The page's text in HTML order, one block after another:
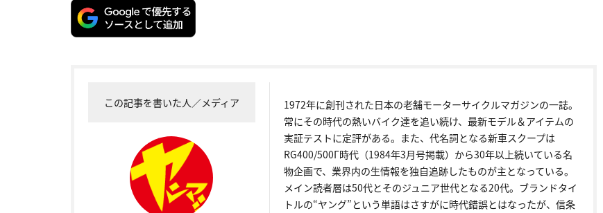
この記事を書いた人／メディア
1972年に創刊された日本の老舗モーターサイクルマガジンの一誌。
常にその時代の熱いバイク達を追い続け、最新モデル＆アイテムの
実証テストに定評がある。また、代名詞となる新車スクープは
RG400/500Γ時代（1984年3月号掲載）から30年以上続いている名
物企画で、業界内の生情報を独自追跡したものが主となっている。
メイン読者層は50代とそのジュニア世代となる20代。ブランドタイ
トルの“ヤング”という単語はさすがに時代錯誤とはなったが、信条